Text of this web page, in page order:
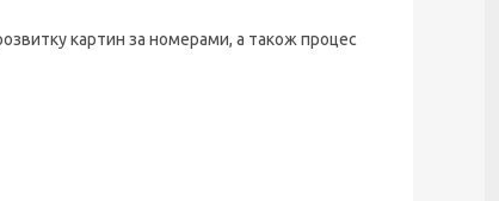
картин за номерами, а також процес